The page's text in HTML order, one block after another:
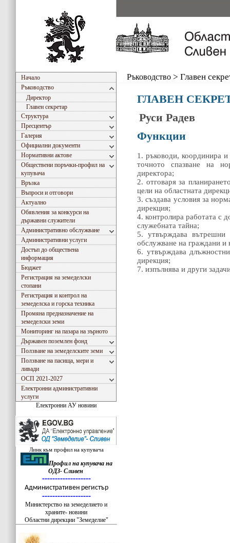
Начало
Ръководство
Директор
Главен секретар
Структура
Пресцентър
Галерия
Официални документи
Нормативни актове
Обществени поръчки-профил на
купувача
Връзка
Въпроси и отговори
Актуално
Обявления за конкурси на
държавни служители
Административно обслужване
Административни услуги
Достъп до обществена
информация
Бюджет
Регистрация на земеделски
стопани
Регистрация и контрол на
земеделска и горска техника
Промяна предназначение на
земеделски земи
Мониторинг на пазара на зърното
Държавен поземлен фонд
Ползване на земеделските земи
Ползване на пасища, мери и
ливади
ОСП 2021-2027
Електронни административни
услуги
Електронни АУ новини
Линк към профил на купувача
Профил на купувача на
ОДЗ- Сливен
-------------------
Административен регистър
-------------------
Министерство на земеделието и
храните- новини
Областни дирекции "Земеделие"
Ръководство > Главен
ГЛАВЕН
Руси Радев
Функции
1. ръководи, координира и
точното спазване на
директора;
2. отговаря за
цели на областната
3. създава условия за
дирекция;
4. контролира работата с
служебната тайна;
5. утвърждава вътрешни
обслужване на граждани и
6. утвърждава
дирекция;
7. изпълнява и други
Съгласно Закона за въвеждане на еврото в РБългария, ОДЗ- Сливен ще превалутира